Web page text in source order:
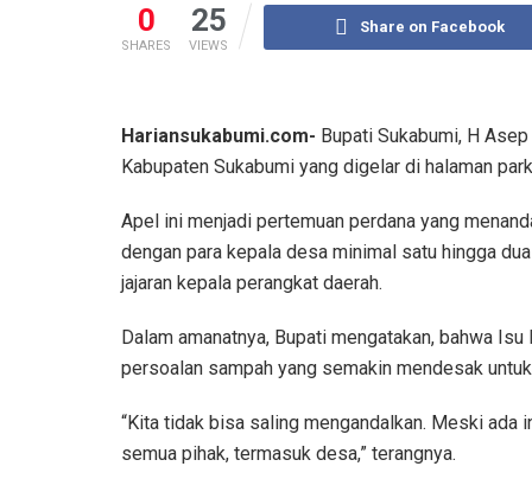
0
SHARES
25
VIEWS
Share on Facebook
Hariansukabumi.com- Bupati Sukabumi, H
Kabupaten Sukabumi yang digelar di halaman
Apel ini menjadi pertemuan perdana yang
dengan para kepala desa minimal satu hingga
jajaran kepala perangkat daerah.
Dalam amanatnya, Bupati mengatakan, bahwa
persoalan sampah yang semakin mendesak
“Kita tidak bisa saling mengandalkan. Meski
semua pihak, termasuk desa,” terangnya.